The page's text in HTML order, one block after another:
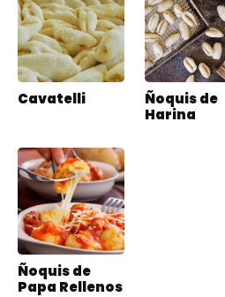
Cavatelli
Ñoquis de
Harina
Ñoquis de
Papa Rellenos